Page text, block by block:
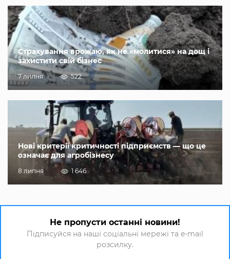
Страхування врожаю, як не «молитися» на дощ і
захистити свій бізнес
7 липня 522
Нові критерії критичності підприємств — що це
означає для агробізнесу
8 липня 1 646
Не пропусти останні новини!
Підписуйся на наші соціальні мережі та e-mail
розсилку.